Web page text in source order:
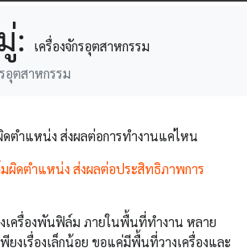
:
เครื่องจักรอุตสาหกรรม
อุตสาหกรรม
ตำแหน่ง ส่งผลต่อการทำงานแค่ไหน
เครื่องพันฟิล์ม ภายในพื้นที่ทำงาน หลาย
ยงเรื่องเล็กน้อย ขอแค่มีพื้นที่วางเครื่องและ